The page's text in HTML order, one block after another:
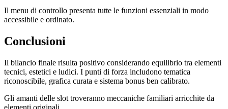
Il menu di controllo presenta tutte le funzioni essenziali in modo
accessibile e ordinato.
Conclusioni
Il bilancio finale risulta positivo considerando equilibrio tra elementi
tecnici, estetici e ludici. I punti di forza includono tematica
riconoscibile, grafica curata e sistema bonus ben calibrato.
Gli amanti delle slot troveranno meccaniche familiari arricchite da